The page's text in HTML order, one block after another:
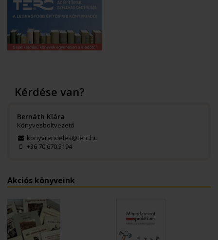
Kérdése van?
Bernáth Klára
Könyvesboltvezető
konyvrendeles@terc.hu
+36 70 670 5194
Akciós könyveink